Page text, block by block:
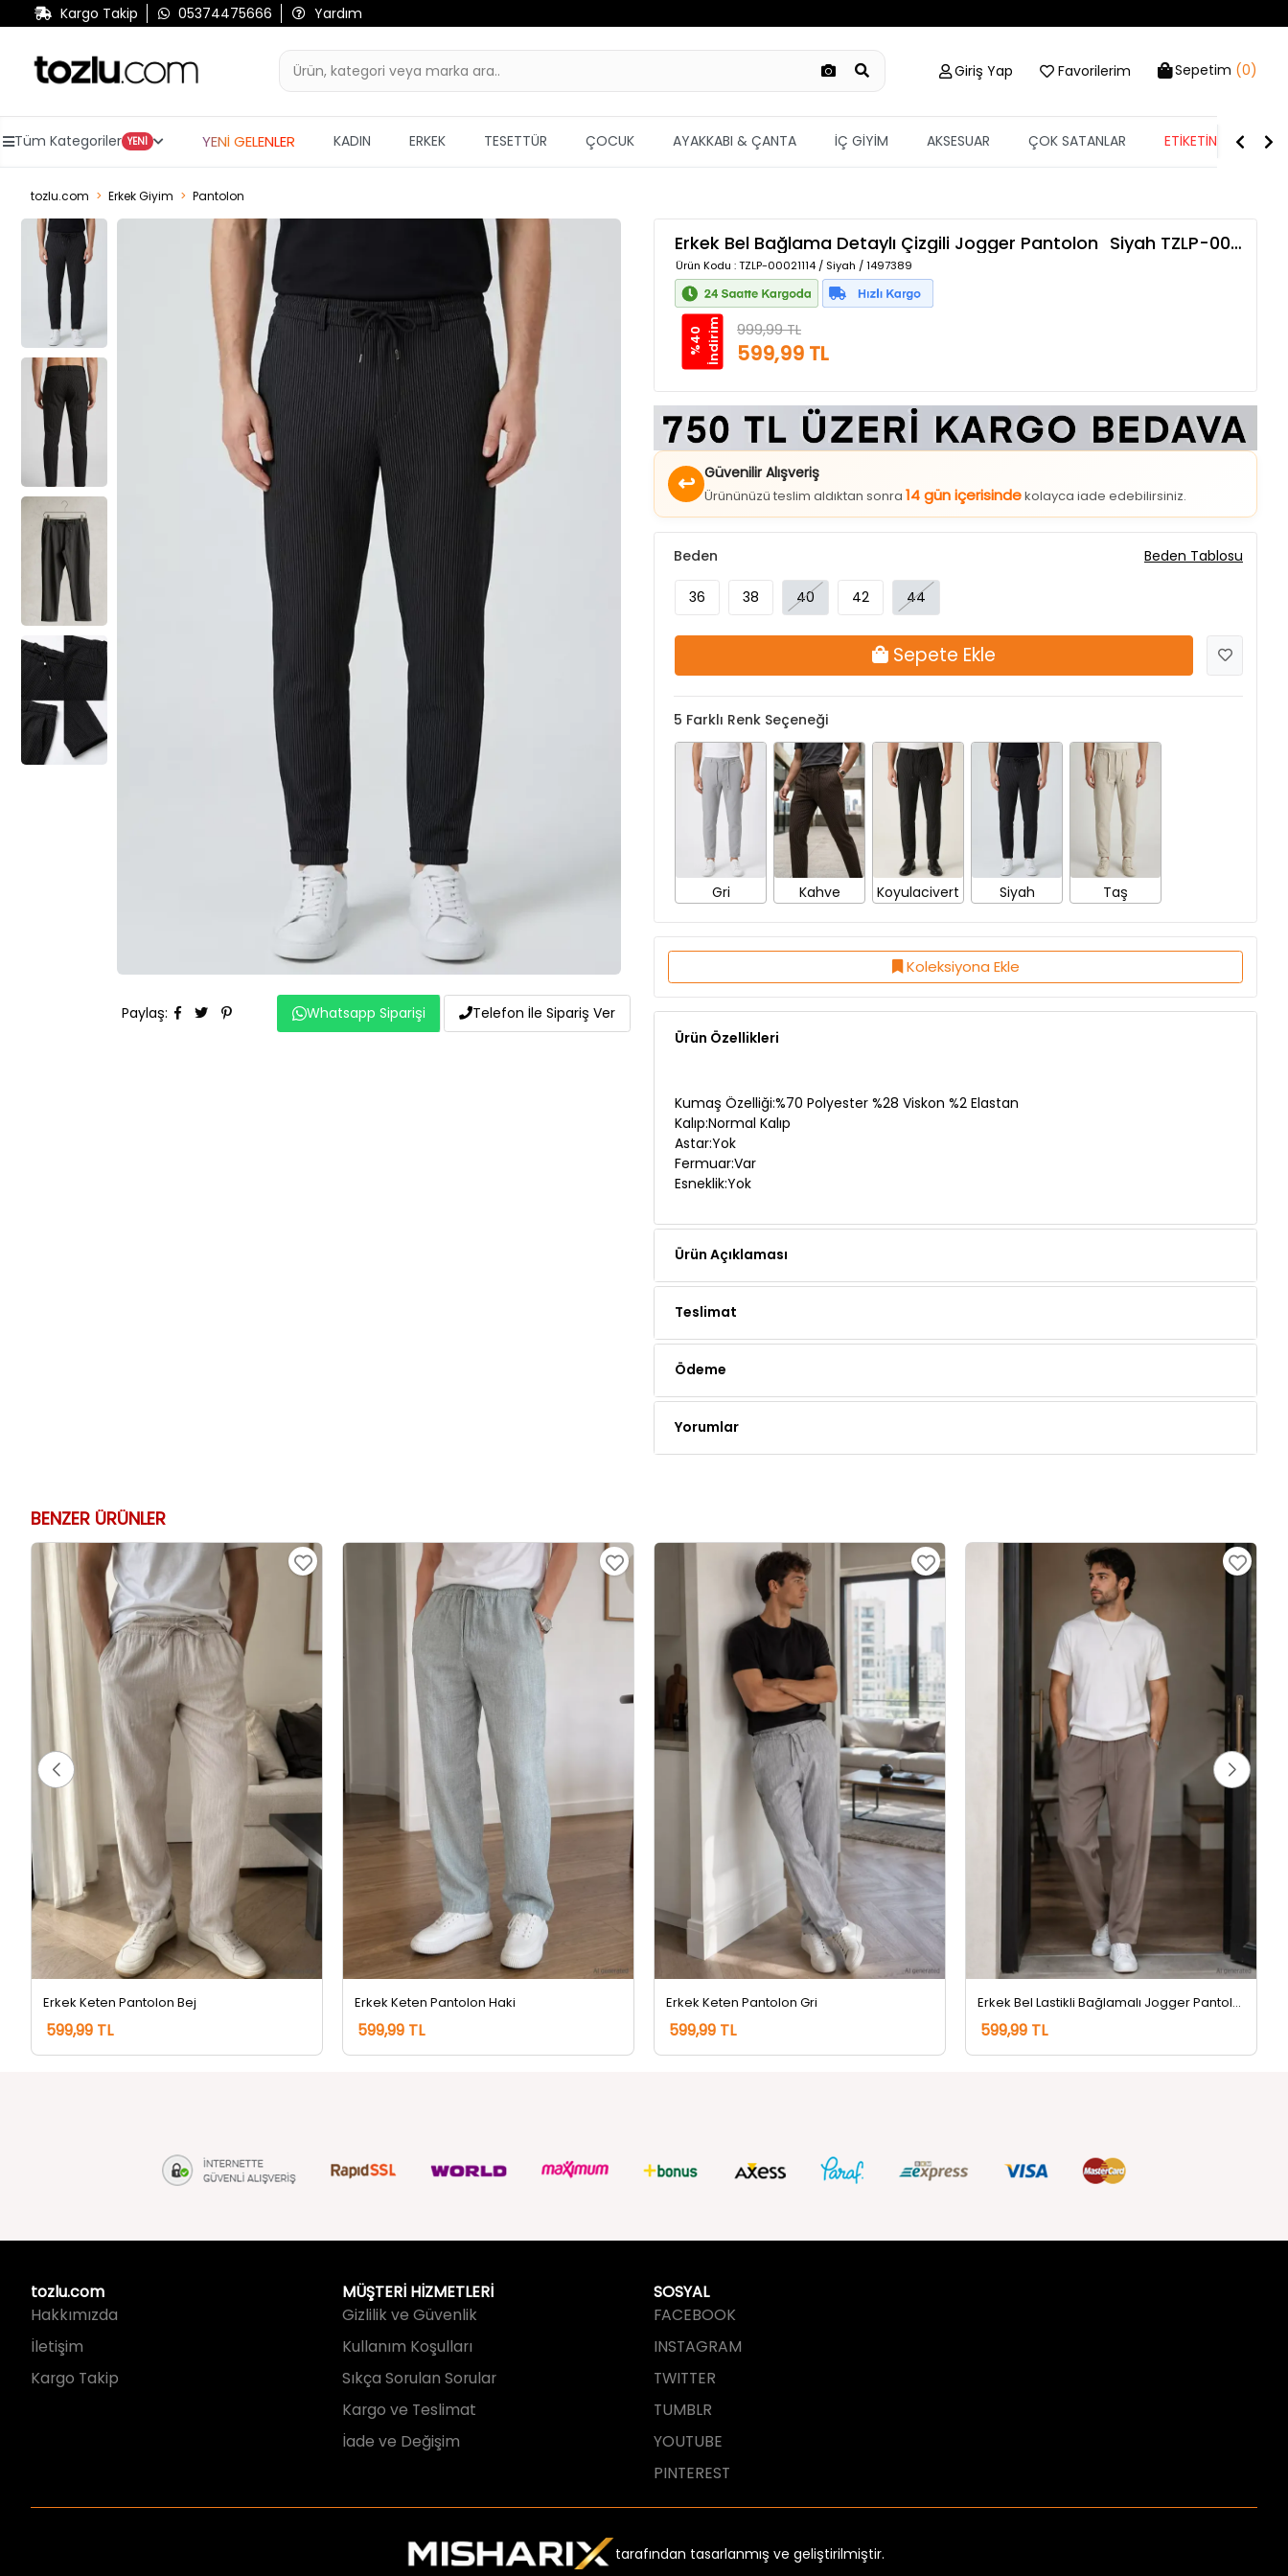
Kargo Takip 05374475666 Yardım
Giriş Yap Favorilerim Sepetim (0)
Tüm Kategoriler YENİ YENİ GELENLER KADIN ERKEK TESETTÜR ÇOCUK AYAKKABI & ÇANTA İÇ GİYİM AKSESUAR ÇOK SATANLAR ETİKETİN YARISI
tozlu.com Erkek Giyim Pantolon
Paylaş: Whatsapp Siparişi Telefon İle Sipariş Ver
Erkek Bel Bağlama Detaylı Çizgili Jogger Pantolon Siyah TZLP-00021114
Ürün Kodu : TZLP-00021114 / Siyah / 1497389
%
4
0
İ
n
d
i
r
i m 999,99 TL
599,99 TL
↩ Güvenilir Alışveriş
Ürününüzü teslim aldıktan sonra14 gün içerisindekolayca iade edebilirsiniz.
36
Sepete Ekle
5Farklı Renk Seçeneği
Gri Kahve Koyulacivert Siyah Taş
Koleksiyona Ekle
Ürün Özellikleri
Astar:Yok
Fermuar:Var
Esneklik:Yok
Teslimat
Erkek Keten Pantolon Bej
599,99 TL
Erkek Keten Pantolon Haki
599,99 TL
Erkek Keten Pantolon Gri
599,99 TL
Erkek Bel Lastikli Bağlamalı Jogger Pantolon Bej
599,99 TL
tozlu.com
İletişim
Kargo Takip
MÜŞTERİ HİZMETLERİ
Kullanım Koşulları
SOSYAL
INSTAGRAM
tarafından tasarlanmış ve geliştirilmiştir.